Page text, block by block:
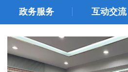
政务服务
互动交流